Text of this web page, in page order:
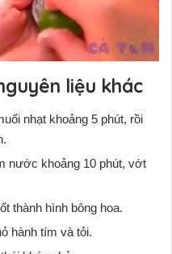
liệu khác
nhạt khoảng 5 phút, rồi
nước khoảng 10 phút, vớt
thành hình bông hoa.
hành tím và tỏi.